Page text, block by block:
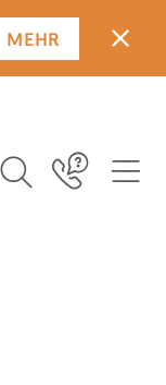
MEHR
ICON BUTTON
SUCHBEGRIFF
Icon Link